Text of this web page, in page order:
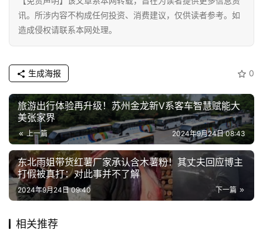
讯
商
消
费
生
活
科
技
经
登录 注册
讯。所涉内容不构成任何投资、消费建议，仅供读者参考。如
造成侵权请联系本网处理。
0
生成海报
旅游出行体验再升级！苏州金龙新V系客车智慧赋能大
美张家界
上一篇 2024年9月24日 08:43
东北雨姐带货红薯厂家承认含木薯粉！其丈夫回应博主
打假被真打：对此事并不了解
下一篇
2024年9月24日 09:40
相关推荐